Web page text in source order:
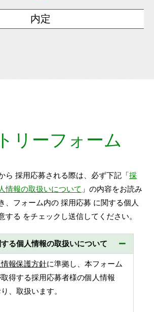
内定
リーフォーム
ら 採用応募される際は、必ず下記「採
情報の取扱いについて 」の内容をお読み
、フォーム内の 採用応募 に関する個人
する をチェックし送信してください。
る個人情報の取扱いについて
報保護方針に準拠し、本フォーム
得する採用応募者様の個人情報
、取扱います。